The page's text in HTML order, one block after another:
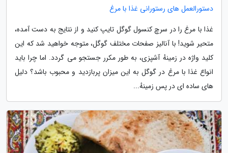
دستورالعمل های رستورانی غذا با مرغ
غذا با مرغ را در سرچ کنسول گوگل تایپ کنید و از نتایج به دست آمده،
متحیر شوید! با آنالیز صفحات مختلف گوگل، متوجه خواهید شد که این
کلید واژه در زمینهٔ آشپزی، به طور مکرر جستجو می گردد. اما چرا باید
انواع غذا با مرغ در گوگل به این میزان پربازدید و محبوب باشد؟ دلیل
های ساده ای در پس زمینهٔ...